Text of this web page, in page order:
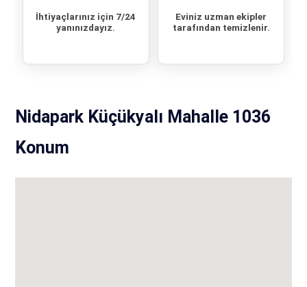
İhtiyaçlarınız için 7/24
yanınızdayız.
Eviniz uzman ekipler
tarafından temizlenir.
Nidapark Küçükyalı Mahalle 1036
Konum